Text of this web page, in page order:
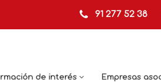
91 277 52 38
de interés Empresas